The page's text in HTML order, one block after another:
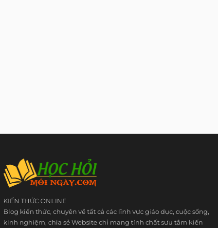
KIẾN THỨC ONLINE
Blog kiến thức, chuyên về tất cả các lĩnh vực giáo dục, cuộc sống,
kinh nghiệm, chia sẻ Website chỉ mang tính chất sưu tầm kiến